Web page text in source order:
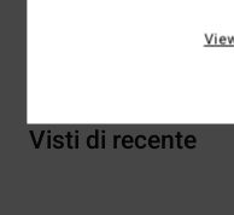
Spedizioni e Resi
Visti di recente